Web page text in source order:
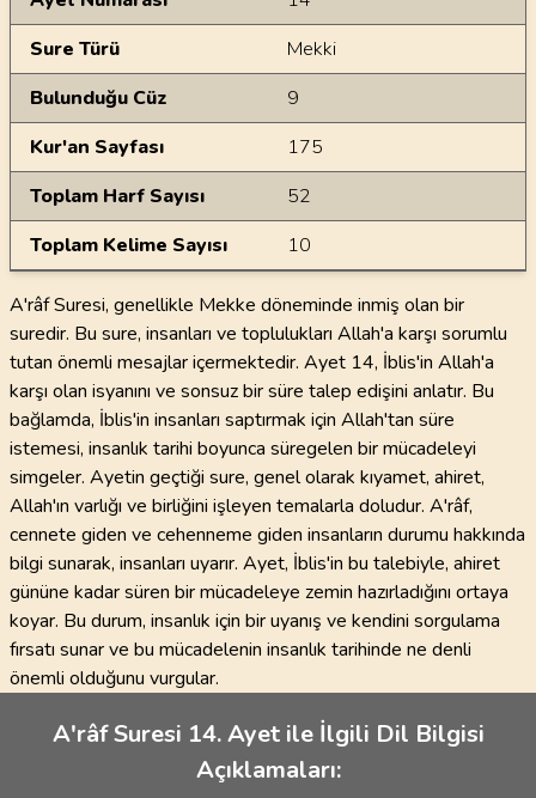
Sure Türü
Mekki
Bulunduğu Cüz
9
Kur'an Sayfası
175
Toplam Harf Sayısı
52
Toplam Kelime Sayısı
10
A'râf Suresi, genellikle Mekke döneminde inmiş olan bir
suredir. Bu sure, insanları ve toplulukları Allah'a karşı sorumlu
tutan önemli mesajlar içermektedir. Ayet 14, İblis'in Allah'a
karşı olan isyanını ve sonsuz bir süre talep edişini anlatır. Bu
bağlamda, İblis'in insanları saptırmak için Allah'tan süre
istemesi, insanlık tarihi boyunca süregelen bir mücadeleyi
simgeler. Ayetin geçtiği sure, genel olarak kıyamet, ahiret,
Allah'ın varlığı ve birliğini işleyen temalarla doludur. A'râf,
cennete giden ve cehenneme giden insanların durumu hakkında
bilgi sunarak, insanları uyarır. Ayet, İblis'in bu talebiyle, ahiret
gününe kadar süren bir mücadeleye zemin hazırladığını ortaya
koyar. Bu durum, insanlık için bir uyanış ve kendini sorgulama
fırsatı sunar ve bu mücadelenin insanlık tarihinde ne denli
önemli olduğunu vurgular.
A'râf Suresi 14. Ayet ile İlgili Dil Bilgisi
Açıklamaları: